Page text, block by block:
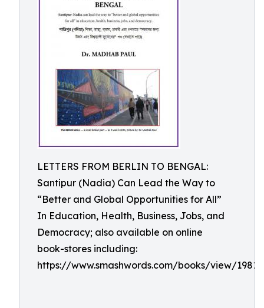
LETTERS FROM BERLIN TO BENGAL:
Santipur (Nadia) Can Lead the Way to
“Better and Global Opportunities for All”
In Education, Health, Business, Jobs, and
Democracy; also available on online
book-stores including:
https://www.smashwords.com/books/view/